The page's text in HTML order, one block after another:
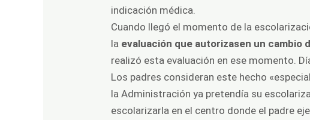
indicación médica.
Cuando llegó el momento de la
la evaluación que autorizasen un cambio
realizó esta evaluación en ese momento.
Los padres consideran este hecho
la Administración ya pretendía su
escolarizarla en el centro donde el padre